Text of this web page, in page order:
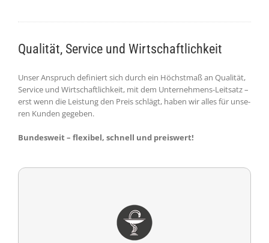
Quali­tät, Ser­vice und Wirt­schaft­lich­keit
Unser Anspruch defi­niert sich durch ein Höchst­maß an Quali­tät,
Ser­vice und Wirt­schaft­lich­keit, mit dem Unter­nehmens-Leit­satz –
erst wenn die Leis­tung den Preis schlägt, haben wir alles für unse­
ren Kunden gege­ben.
Bundes­weit – flexibel, schnell und preiswert!